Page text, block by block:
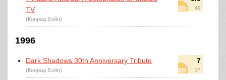
49
TV
(Конрад Бэйн)
1996
7
17
Dark Shadows 30th Anniversary Tribute
(Конрад Бэйн)